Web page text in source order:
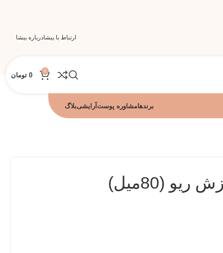
ارتباط با بیشادرباره بیشا
0
0 تومان
برندهامشاوره پوستآرایشیبلاگ
(80میل)